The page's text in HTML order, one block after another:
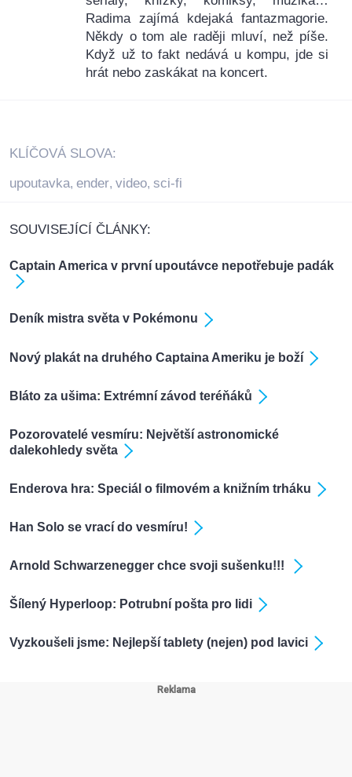
Radima zajímá kdejaká fantazmagorie.
Někdy o tom ale raději mluví, než píše.
Když už to fakt nedává u kompu, jde si
hrát nebo zaskákat na koncert.
KLÍČOVÁ SLOVA:
upoutavka, ender, video, sci-fi
SOUVISEJÍCÍ ČLÁNKY:
Captain America v první upoutávce nepotřebuje padák
Deník mistra světa v Pokémonu
Nový plakát na druhého Captaina Ameriku je boží
Bláto za ušima: Extrémní závod teréňáků
Pozorovatelé vesmíru: Největší astronomické
dalekohledy světa
Enderova hra: Speciál o filmovém a knižním trháku
Han Solo se vrací do vesmíru!
Arnold Schwarzenegger chce svoji sušenku!!!
Šílený Hyperloop: Potrubní pošta pro lidi
Vyzkoušeli jsme: Nejlepší tablety (nejen) pod lavici